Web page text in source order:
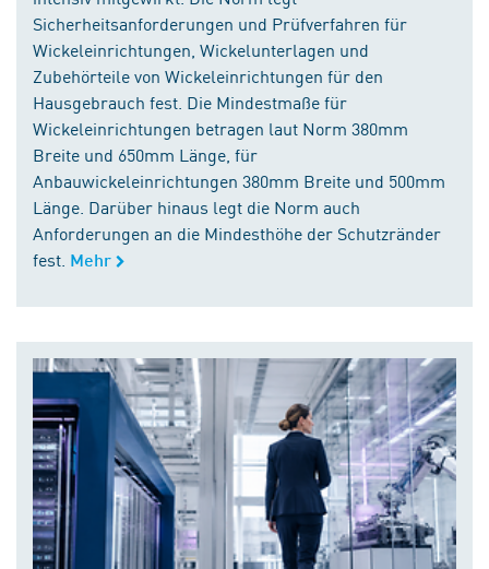
Sicherheitsanforderungen und Prüfverfahren für
Wickeleinrichtungen, Wickelunterlagen und
Zubehörteile von Wickeleinrichtungen für den
Hausgebrauch fest. Die Mindestmaße für
Wickeleinrichtungen betragen laut Norm 380mm
Breite und 650mm Länge, für
Anbauwickeleinrichtungen 380mm Breite und 500mm
Länge. Darüber hinaus legt die Norm auch
Anforderungen an die Mindesthöhe der Schutzränder
fest. Mehr